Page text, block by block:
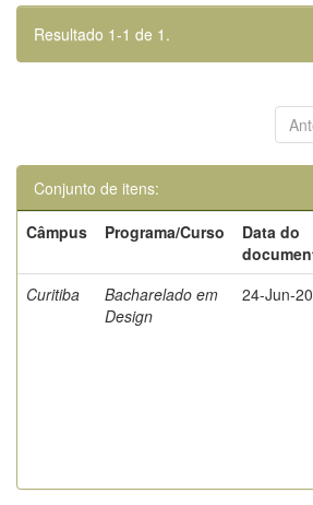
Resultado 1-1 de 1.
Conjunto de itens:
Câmpus
Programa/Curso
Data do
Curitiba
Bacharelado em
Design
24-Jun-